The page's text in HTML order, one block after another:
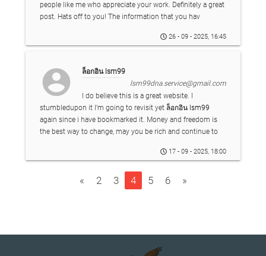
people like me who appreciate your work. Definitely a great
post. Hats off to you! The information that you hav
26 - 09 - 2025, 16:45
account_circle
ล็อกอิน lsm99
lsm99dna.service@gmail.com
I do believe this is a great website. I
stumbledupon it I’m going to revisit yet ล็อกอิน lsm99
again since i have bookmarked it. Money and freedom is
the best way to change, may you be rich and continue to
17 - 09 - 2025, 18:00
« 2 3 4 5 6 »